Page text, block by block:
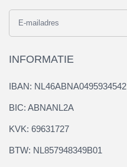
INFORMATIE
IBAN: NL46ABNA0495934542
BIC: ABNANL2A
KVK: 69631727
BTW: NL857948349B01